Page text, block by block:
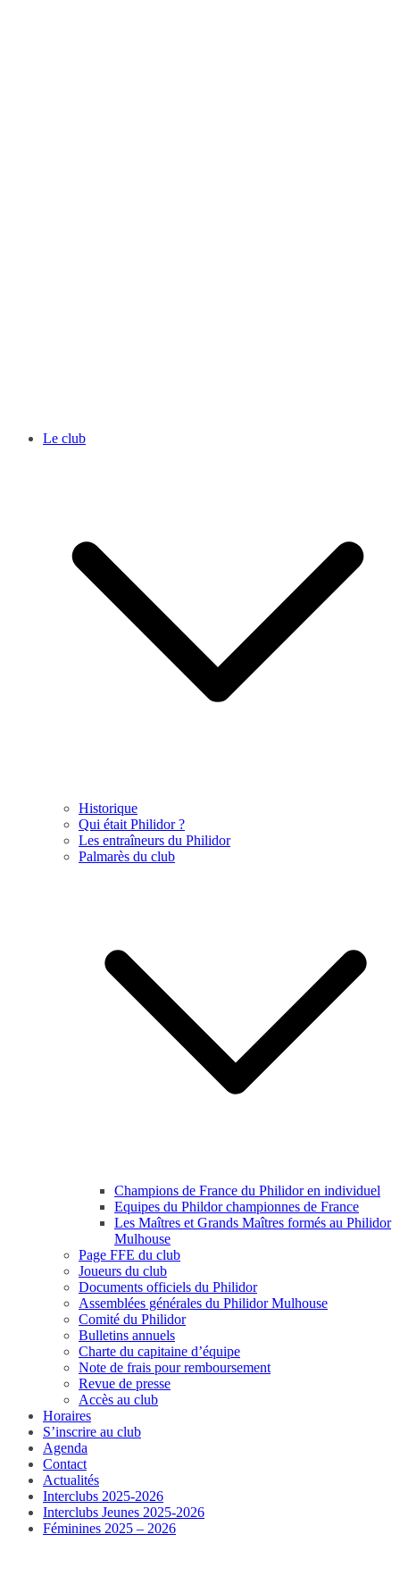
Le club
Historique
Qui était Philidor ?
Les entraîneurs du Philidor
Palmarès du club
Champions de France du Philidor en individuel
Equipes du Phildor championnes de France
Les Maîtres et Grands Maîtres formés au Philidor
Mulhouse
Page FFE du club
Joueurs du club
Documents officiels du Philidor
Assemblées générales du Philidor Mulhouse
Comité du Philidor
Bulletins annuels
Charte du capitaine d’équipe
Note de frais pour remboursement
Revue de presse
Accès au club
Horaires
S’inscrire au club
Agenda
Contact
Actualités
Interclubs 2025-2026
Interclubs Jeunes 2025-2026
Féminines 2025 – 2026